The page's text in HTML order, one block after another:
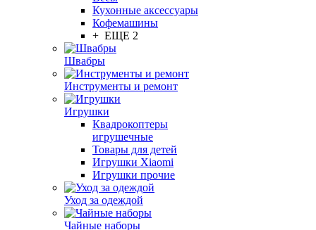
Кухонные аксессуары
Кофемашины
+ ЕЩЕ 2
Швабры
Инструменты и ремонт
Игрушки
Квадрокоптеры
игрушечные
Товары для детей
Игрушки Xiaomi
Игрушки прочие
Уход за одеждой
Чайные наборы